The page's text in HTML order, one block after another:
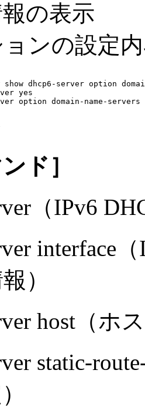
の表示
ンの設定
dhcp6-server option
yes
option domain-name-servers
ド］
（IPv6
interface
）
host（ホ
static-